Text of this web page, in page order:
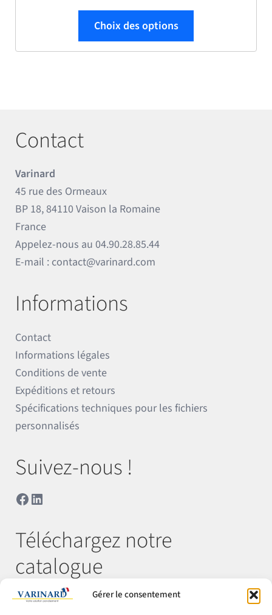
Gérer le consentement
Choix des options
Contact
Varinard
45 rue des Ormeaux
BP 18, 84110 Vaison la Romaine
France
Appelez-nous au04.90.28.85.44
E-mail : contact@varinard.com
Informations
Contact
Informations légales
Conditions de vente
Expéditions et retours
Spécifications techniques pour les fichiers
personnalisés
Suivez-nous !
Facebook
LinkedIn
Téléchargez notre
catalogue